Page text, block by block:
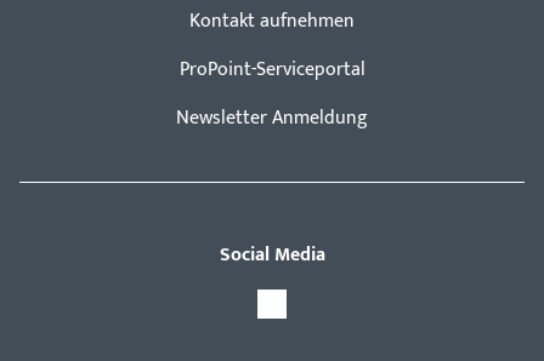
Kontakt aufnehmen
ProPoint-Serviceportal
Newsletter Anmeldung
Social Media